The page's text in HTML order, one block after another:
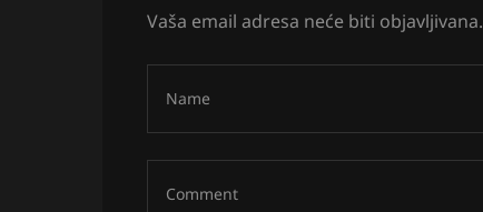
Vaša email adresa neće biti objavljivana.